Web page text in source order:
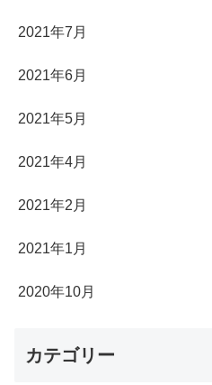
2021年7月
2021年6月
2021年5月
2021年4月
2021年2月
2021年1月
2020年10月
カテゴリー